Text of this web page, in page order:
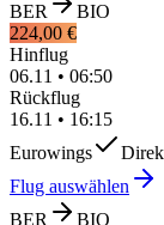
BER
BIO
224,00 €
Hinflug
06.11 • 06:50
Rückflug
16.11 • 16:15
Eurowings
Flug auswählen
BER
BIO